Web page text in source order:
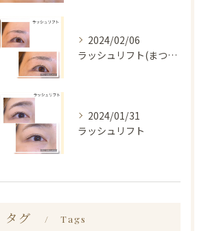
2024/02/06
ラッシュリフト(まつ毛パーマ)
2024/01/31
ラッシュリフト
タグ Tags